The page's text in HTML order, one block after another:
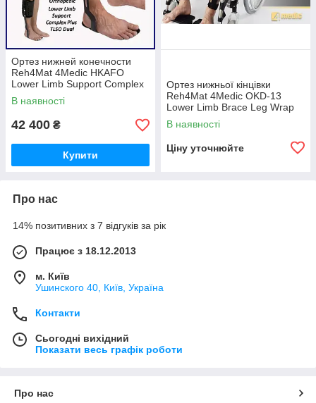
Ортез нижней конечности
Reh4Mat 4Medic HKAFO
Lower Limb Support Complex
Plus TLSO Dual
В наявності
42 400 ₴
Купити
Ортез нижньої кінцівки
Reh4Mat 4Medic OKD-13
Lower Limb Brace Leg Wrap
Positioning Aid
В наявності
Ціну уточнюйте
Про нас
14% позитивних з 7 відгуків за рік
Працює з 18.12.2013
м. Київ
Ушинского 40, Київ, Україна
Контакти
Сьогодні вихідний
Показати весь графік роботи
Про нас